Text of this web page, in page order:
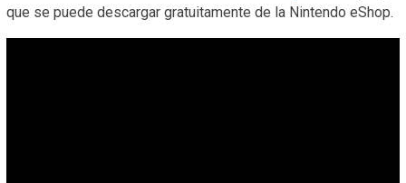
que se puede descargar gratuitamente de la Nintendo eShop.